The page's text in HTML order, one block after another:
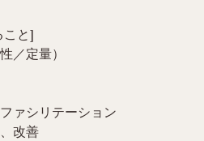
こと]
／定量）
ァシリテーション
改善